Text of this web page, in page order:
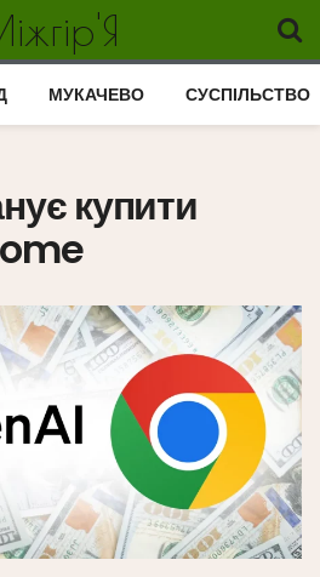
МУКАЧЕВО СУСПІЛЬСТВО
купити